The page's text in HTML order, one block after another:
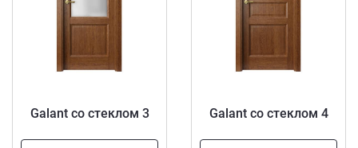
Galant со стеклом 3 Galant со стеклом 4